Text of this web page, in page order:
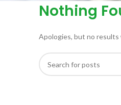
Nothing
Apologies, but no results